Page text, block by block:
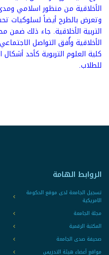
الأخلاقية من منظور اسلامي
وتعرض بالطرح أيضاً لسلوكيات
التربية الأخلاقية. جاء ذلك ضمن
الأخلاقية وأُفق التواصل
كلية العلوم التربوية كأحد
للطلاب.
الروابط الهامة
تسجيل الجامعة لدى موقع الحكومة
الامريكية
مجلة الجامعة
المكتبة الرقمية
صحيفة صدى الجامعة
مواقع أعضاء هيئة التدريس